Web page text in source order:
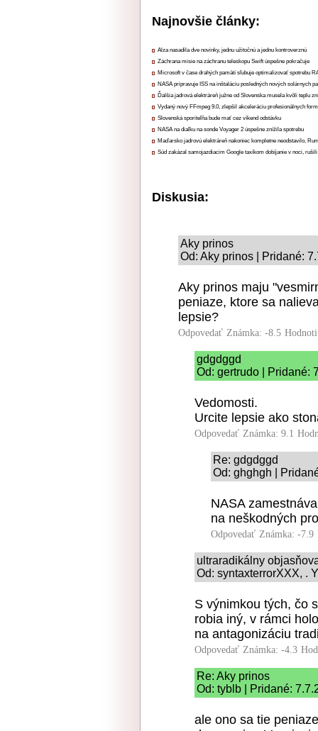
Najnovšie články:
Alza nasadila dve novinky, jednu užitočnú a jednu kontroverznú
Záchrana misie na záchranu teleskopu Swift úspešne pokračuje
Microsoft v čase drahých pamätí sľubuje optimalizovať spotrebu
NASA pripravuje ISS na inštaláciu posledných nových solárnych
Ďalšia jadrová elektráreň južne od Slovenska musela kvôli teplu
Vydaný nový FFmpeg 9.0, zlepšil akceleráciu profesionálnych
Slovenská sporiteľňa bude mať cez víkend odstávku
NASA na diaľku na sonde Voyager 2 úspešne znížila spotrebu
Maďarsko jadrovú elektráreň nakoniec kompletne neodstavilo,
Súd zakázal samojazdiacim Google taxíkom dobíjanie v noci,
Diskusia:
Aky prinos
Od: Aky prinos | Pridané:
Aky prinos maju
peniaze, ktore sa
lepsie?
Odpovedať Známka: -8.5
gdgdggd
Od: gertrudo | Pridané:
Vedomosti.
Urcite lepsie ako
Odpovedať Známka: 9.1
Re: gdgdggd
Od: ghghgh |
NASA
na neškodných
Odpovedať Známka: -7.9
ultraradikálny
Od: syntaxterrorXXX, .
S výnimkou tých, čo
robia iný, v rámci
na antagonizáciu
Odpovedať Známka: -4.3
Re: Aky prinos
Od: tyblb | Pridané:
ale ono sa tie